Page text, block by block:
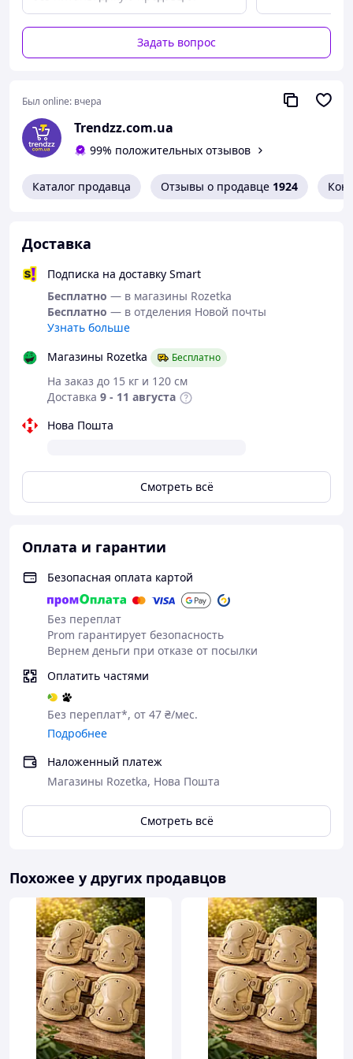
👧 Подходит для активных девочек 3️⃣–9️⃣ лет
🔍Характеристики:
Наколенник: 13,5×13 см
Наладонник: 13,5×9 см
🎨 Цвет: Розовый
🏭 Материал: EVA + прочный пластик
🌍 Производство: Китай
активный отдых! 🚴‍♀️🛼💖
Задать вопрос
Был online: вчера
Trendzz.com.ua
99% положительных отзывов
Каталог продавца Отзывы о продавце 1924
Доставка
Подписка на доставку Smart
Бесплатно — в магазины Rozetka
Бесплатно — в отделения Новой почты
Узнать больше
Магазины Rozetka
Бесплатно
На заказ до 15 кг и 120 см
Доставка 9 - 11 августа
Нова Пошта
Смотреть всё
Оплата и гарантии
Безопасная оплата картой
Без переплат
Prom гарантирует безопасность
Вернем деньги при отказе от посылки
Оплатить частями
Без переплат*, от 47 ₴/мес.
Подробнее
Наложенный платеж
Магазины Rozetka, Нова Пошта
Смотреть всё
Похожее у других продавцов